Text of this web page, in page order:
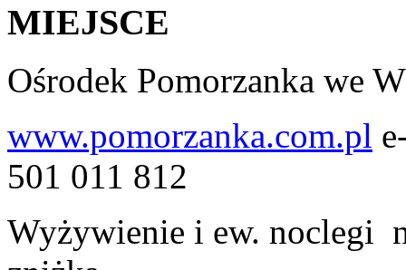
MIEJSCE
Ośrodek Pomorzanka we
www.pomorzanka.com.pl
501 011 812
Wyżywienie i ew. noclegi